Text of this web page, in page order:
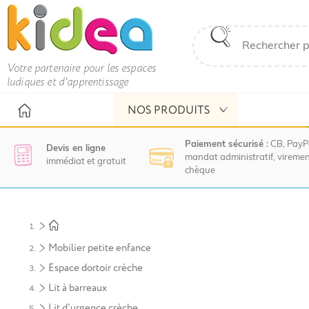
Votre partenaire pour les espaces
ludiques et d'apprentissage
NOS PRODUITS
Devis en ligne
immédiat et gratuit
Paiement sécurisé : CB,
mandat administratif,
chèque
invitons
contacter
le
service
commercial
Mobilier petite enfance
Espace dortoir crèche
Lit à barreaux